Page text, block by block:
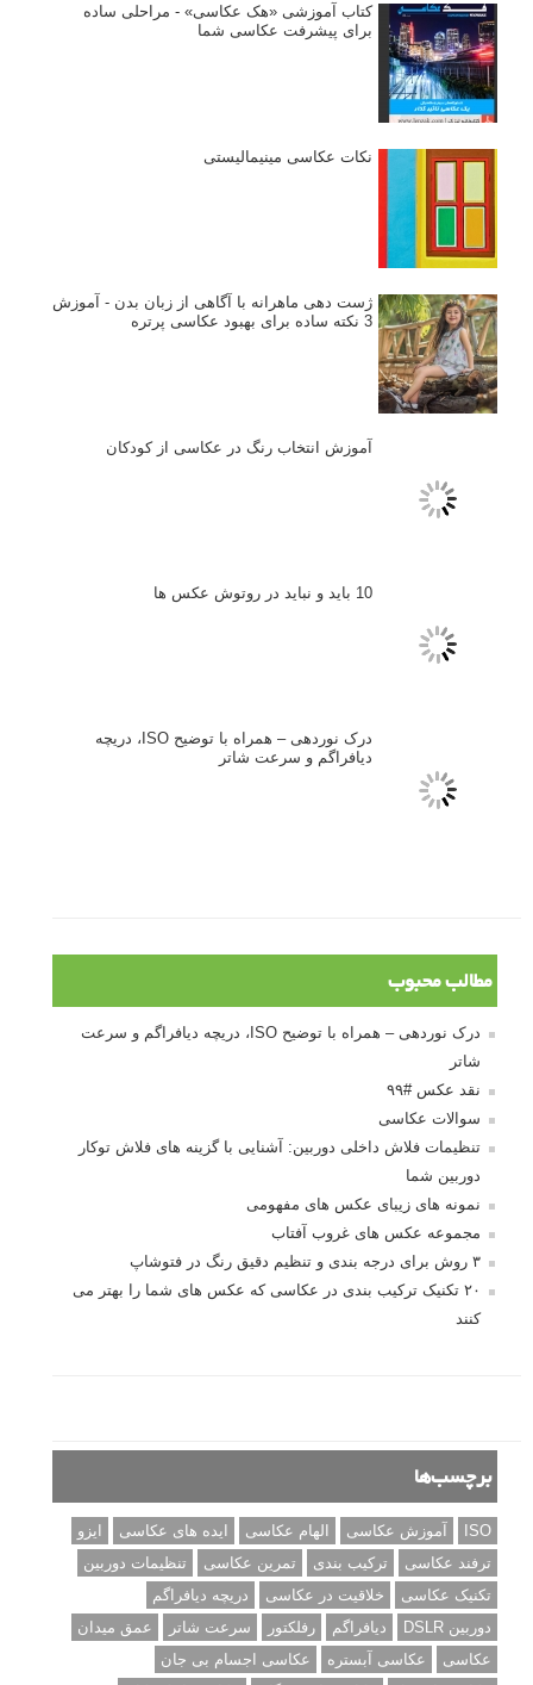
کتاب آموزشی «هک عکاسی» - مراحلی ساده
برای پیشرفت عکاسی شما
نکات عکاسی مینیمالیستی
ژست دهی ماهرانه با آگاهی از زبان بدن - آموزش
3 نکته ساده برای بهبود عکاسی پرتره
آموزش انتخاب رنگ در عکاسی از کودکان
10 باید و نباید در روتوش عکس ها
درک نوردهی – همراه با توضیح ISO، دریچه
دیافراگم و سرعت شاتر
مطالب محبوب
درک نوردهی – همراه با توضیح ISO، دریچه دیافراگم و سرعت
شاتر
نقد عکس #۹۹
سوالات عکاسی
تنظیمات فلاش داخلی دوربین: آشنایی با گزینه های فلاش توکار
دوربین شما
نمونه های زیبای عکس های مفهومی
مجموعه عکس های غروب آفتاب
۳ روش برای درجه بندی و تنظیم دقیق رنگ در فتوشاپ
۲۰ تکنیک ترکیب بندی در عکاسی که عکس های شما را بهتر می
کنند
برچسب‌ها
ISO آموزش عکاسی الهام عکاسی ایده های عکاسی
ایزو
ترفند عکاسی
ترکیب بندی تمرین عکاسی
تنظیمات دوربین